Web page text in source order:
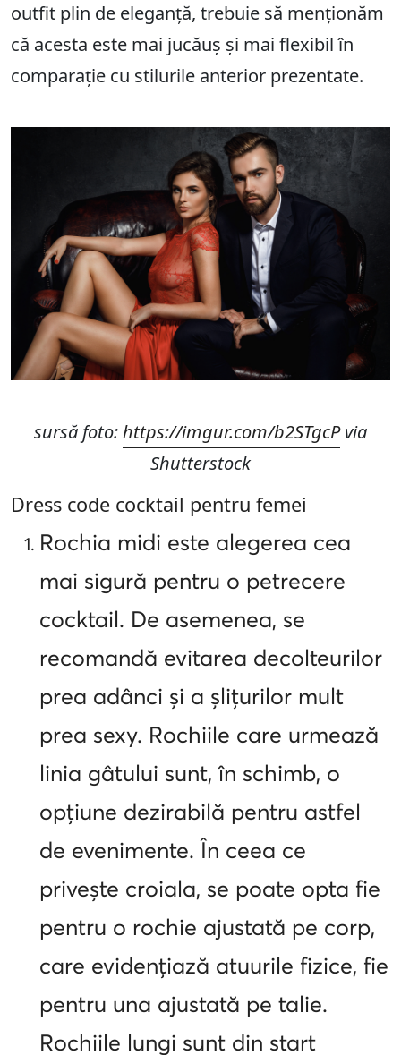
outfit plin de eleganță, trebuie să menționăm
că acesta este mai jucăuș și mai flexibil în
comparație cu stilurile anterior prezentate.
sursă foto:https://imgur.com/b2STgcPvia
Shutterstock
Dress code cocktail pentru femei
Rochia midi este alegerea cea
mai sigură pentru o petrecere
cocktail. De asemenea, se
recomandă evitarea decolteurilor
prea adânci și a șlițurilor mult
prea sexy. Rochiile care urmează
linia gâtului sunt, în schimb, o
opțiune dezirabilă pentru astfel
de evenimente. În ceea ce
privește croiala, se poate opta fie
pentru o rochie ajustată pe corp,
care evidențiază atuurile fizice, fie
pentru una ajustată pe talie.
Rochiile lungi sunt din start